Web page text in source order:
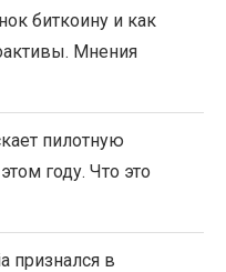
биткоину и как
Мнения
пилотную
году. Что это
признался в